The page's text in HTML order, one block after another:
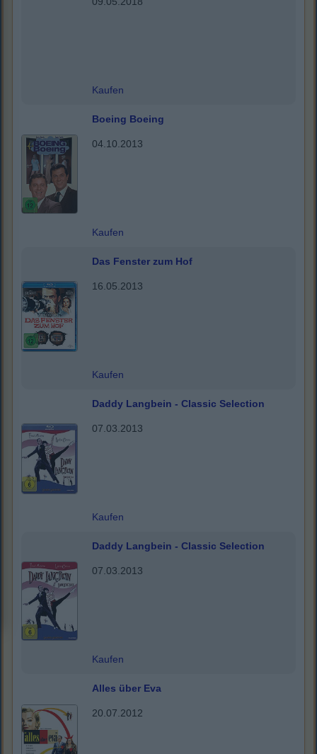
Kaufen
Boeing Boeing
04.10.2013
Kaufen
Das Fenster zum Hof
16.05.2013
Kaufen
Daddy Langbein - Classic Selection
07.03.2013
Kaufen
Daddy Langbein - Classic Selection
07.03.2013
Kaufen
Alles über Eva
20.07.2012